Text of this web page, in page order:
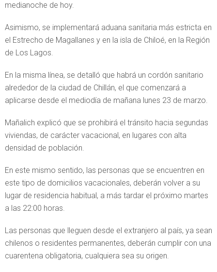
medianoche de hoy.
Asimismo, se implementará aduana sanitaria más estricta en
el Estrecho de Magallanes y en la isla de Chiloé, en la Región
de Los Lagos.
En la misma línea, se detalló que habrá un cordón sanitario
alrededor de la ciudad de Chillán, el que comenzará a
aplicarse desde el mediodía de mañana lunes 23 de marzo.
Mañalich explicó que se prohibirá el tránsito hacia segundas
viviendas, de carácter vacacional, en lugares con alta
densidad de población.
En este mismo sentido, las personas que se encuentren en
este tipo de domicilios vacacionales, deberán volver a su
lugar de residencia habitual, a más tardar el próximo martes
a las 22:00 horas.
Las personas que lleguen desde el extranjero al país, ya sean
chilenos o residentes permanentes, deberán cumplir con una
cuarentena obligatoria, cualquiera sea su origen.